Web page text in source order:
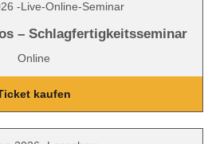
-Live-Online-Seminar
– Schlagfertigkeitsseminar
Online
kaufen